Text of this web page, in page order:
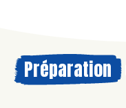
Préparation